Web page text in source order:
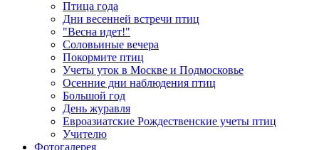
Птица года
Дни весенней встречи птиц
"Весна идет!"
Соловьиные вечера
Покормите птиц
Учеты уток в Москве и Подмосковье
Осенние дни наблюдения птиц
Большой год
День журавля
Евроазиатские Рождественские учеты птиц
Учителю
Фотогалерея